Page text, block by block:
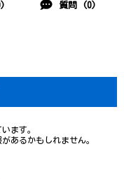
質問 (0)
ます。
あるかもしれません。